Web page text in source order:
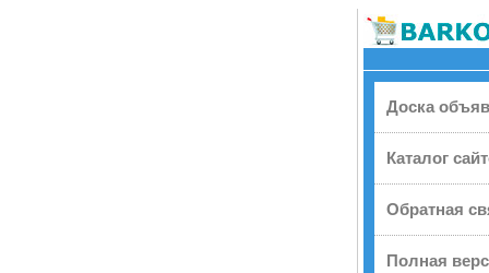
Доска
Каталог
Обратная
Полная